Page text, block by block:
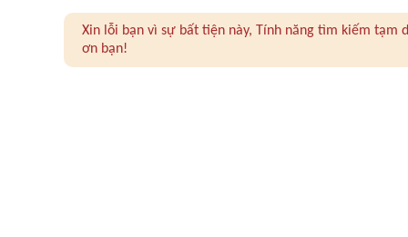
Xin lỗi bạn vì sự bất tiện này, Tính năng tìm kiếm
ơn bạn!